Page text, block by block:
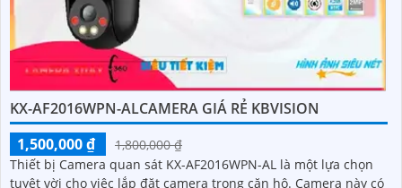
KX-AF2016WPN-ALCAMERA GIÁ RẺ KBVISION
1,500,000 ₫
1,800,000 ₫
Thiết bị Camera quan sát KX-AF2016WPN-AL là một lựa chọn
tuyệt vời cho việc lắp đặt camera trong căn hộ. Camera này có